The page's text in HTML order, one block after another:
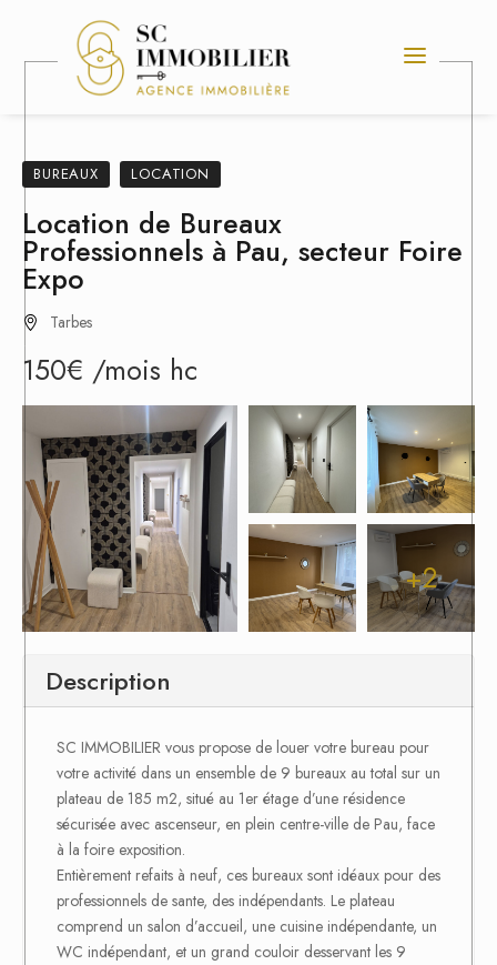
BUREAUX LOCATION
Location de Bureaux
Professionnels à Pau, secteur Foire
Expo
Tarbes
150€ /mois hc
+2
Description
SC IMMOBILIER vous propose de louer votre bureau pour
votre activité dans un ensemble de 9 bureaux au total sur un
plateau de 185 m2, situé au 1er étage d’une résidence
sécurisée avec ascenseur, en plein centre-ville de Pau, face
à la foire exposition.
Entièrement refaits à neuf, ces bureaux sont idéaux pour des
professionnels de sante, des indépendants. Le plateau
comprend un salon d’accueil, une cuisine indépendante, un
WC indépendant, et un grand couloir desservant les 9